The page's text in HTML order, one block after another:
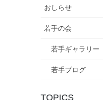
おしらせ
若手の会
若手ギャラリー
若手ブログ
TOPICS